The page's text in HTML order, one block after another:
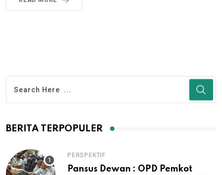
BERITA TERPOPULER
PERSPEKTIF
Pansus Dewan : OPD Pemkot